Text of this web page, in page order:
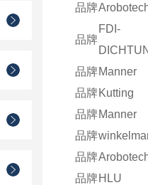
品牌
品牌
FDI-
品牌 Manner
品牌 Kutting
品牌 Manner
品牌
品牌
品牌 HLU